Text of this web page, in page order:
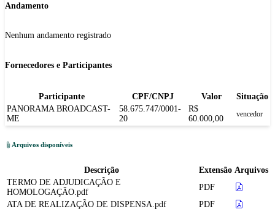
Andamento
Nenhum andamento registrado
Fornecedores e Participantes
Participante CPF/CNPJ Valor
Situação
PANORAMA BROADCAST-
ME
58.675.747/0001-
20
R$
60.000,00
vencedor
Arquivos disponíveis
Descrição Extensão Arquivos
TERMO DE ADJUDICAÇÃO E
HOMOLOGAÇÃO.pdf
PDF
ATA DE REALIZAÇÃO DE DISPENSA.pdf
PDF